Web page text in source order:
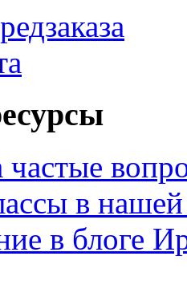
в нашей
в блоге